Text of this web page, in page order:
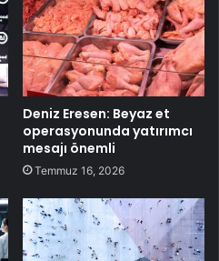
Deniz Eresen: Beyaz et
operasyonunda yatırımcı
mesajı önemli
Temmuz 16, 2026